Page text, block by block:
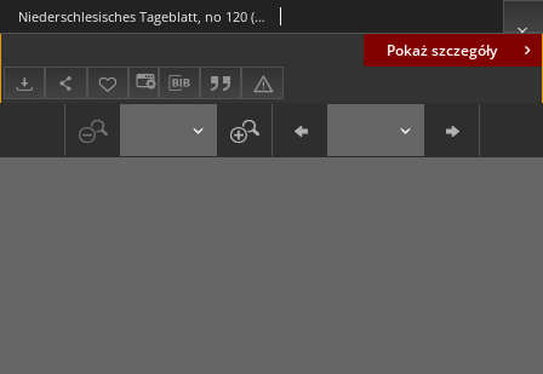
Pokaż szczegóły
Niederschlesisches Tageblatt, no 120 (Freitag, den 27. Mai 1887)